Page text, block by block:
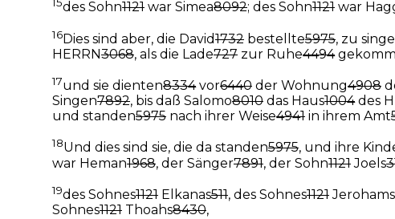
15des Sohn1121 war Simea8092; des Sohn1121 war
16Dies sind aber, die David1732 bestellte5975, zu
HERRN3068, als die Lade727 zur Ruhe4494
17und sie dienten8334vor6440 der Wohnung4908
Singen7892, bis daß Salomo8010 das Haus1004des
und standen5975 nach ihrer Weise4941 in ihrem Amt
18Und dies sind sie, die da standen5975, und ihre
war Heman1968, der Sänger7891, der Sohn1121Joels
19des Sohnes1121 Elkanas511, des Sohnes1121Jerohams
Sohnes1121 Thoahs8430,